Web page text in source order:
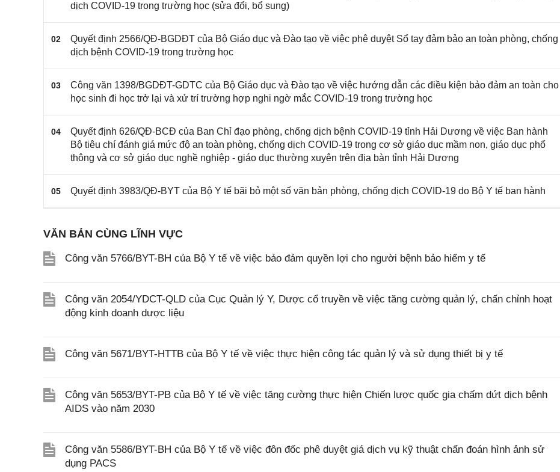
dịch COVID-19 trong trường học (sửa đổi, bổ sung)
02
Quyết định 2566/QĐ-BGDĐT của Bộ Giáo dục và Đào tạo về việc phê duyệt Sổ tay đảm bảo an toàn phòng, chống
dịch bệnh COVID-19 trong trường học
03
Công văn 1398/BGDĐT-GDTC của Bộ Giáo dục và Đào tạo về việc hướng dẫn các điều kiện bảo đảm an toàn cho
học sinh đi học trở lại và xử trí trường hợp nghi ngờ mắc COVID-19 trong trường học
04
Quyết định 626/QĐ-BCĐ của Ban Chỉ đạo phòng, chống dịch bệnh COVID-19 tỉnh Hải Dương về việc Ban hành
Bộ tiêu chí đánh giá mức độ an toàn phòng, chống dịch COVID-19 trong cơ sở giáo dục mầm non, giáo dục phổ
thông và cơ sở giáo dục nghề nghiệp - giáo dục thường xuyên trên địa bàn tỉnh Hải Dương
05 Quyết định 3983/QĐ-BYT của Bộ Y tế bãi bỏ một số văn bản phòng, chống dịch COVID-19 do Bộ Y tế ban hành
VĂN BẢN CÙNG LĨNH VỰC
Công văn 5766/BYT-BH của Bộ Y tế về việc bảo đảm quyền lợi cho người bệnh bảo hiểm y tế
Công văn 2054/YDCT-QLD của Cục Quản lý Y, Dược cổ truyền về việc tăng cường quản lý, chấn chỉnh hoạt
động kinh doanh dược liệu
Công văn 5671/BYT-HTTB của Bộ Y tế về việc thực hiện công tác quản lý và sử dụng thiết bị y tế
Công văn 5653/BYT-PB của Bộ Y tế về việc tăng cường thực hiện Chiến lược quốc gia chấm dứt dịch bệnh
AIDS vào năm 2030
Công văn 5586/BYT-BH của Bộ Y tế về việc đôn đốc phê duyệt giá dịch vụ kỹ thuật chẩn đoán hình ảnh sử
dụng PACS